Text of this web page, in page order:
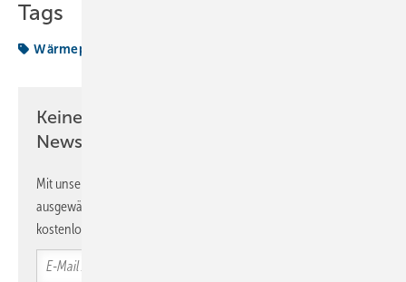
Tags
Wärmepumpentechnik
Keine Zeit? Kein Problem mit dem KK
Newsletter!
Mit unserem Newsletter erhalten Sie regelmäßig von uns
ausgewählte Informationen und Neuigkeiten, gebündelt und
kostenlos direkt ins Postfach.